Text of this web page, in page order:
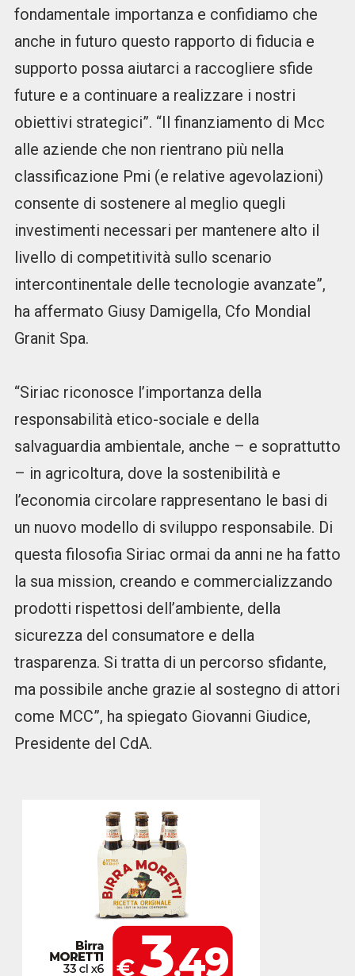
fondamentale importanza e confidiamo che
anche in futuro questo rapporto di fiducia e
supporto possa aiutarci a raccogliere sfide
future e a continuare a realizzare i nostri
obiettivi strategici”. “Il finanziamento di Mcc
alle aziende che non rientrano più nella
classificazione Pmi (e relative agevolazioni)
consente di sostenere al meglio quegli
investimenti necessari per mantenere alto il
livello di competitività sullo scenario
intercontinentale delle tecnologie avanzate”,
ha affermato Giusy Damigella, Cfo Mondial
Granit Spa.
“Siriac riconosce l’importanza della
responsabilità etico-sociale e della
salvaguardia ambientale, anche – e soprattutto
– in agricoltura, dove la sostenibilità e
l’economia circolare rappresentano le basi di
un nuovo modello di sviluppo responsabile. Di
questa filosofia Siriac ormai da anni ne ha fatto
la sua mission, creando e commercializzando
prodotti rispettosi dell’ambiente, della
sicurezza del consumatore e della
trasparenza. Si tratta di un percorso sfidante,
ma possibile anche grazie al sostegno di attori
come MCC”, ha spiegato Giovanni Giudice,
Presidente del CdA.